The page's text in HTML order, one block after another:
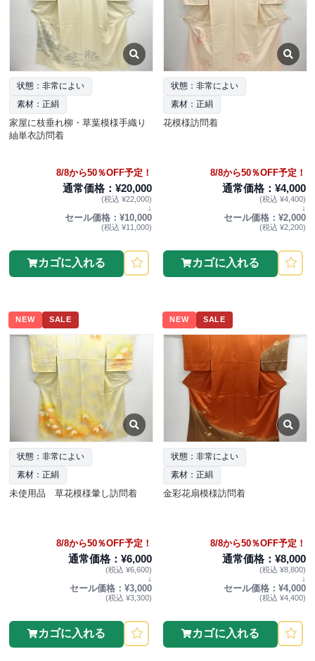
状態：非常によい
素材：正絹
家屋に枝垂れ柳・草葉模様手織り
紬単衣訪問着
8/8から50％OFF予定！
通常価格：¥20,000
(税込 ¥22,000)
↓
セール価格：¥10,000
(税込 ¥11,000)
カゴに入れる
状態：非常によい
素材：正絹
花模様訪問着
8/8から50％OFF予定！
通常価格：¥4,000
(税込 ¥4,400)
↓
セール価格：¥2,000
(税込 ¥2,200)
カゴに入れる
NEW SALE
状態：非常によい
素材：正絹
未使用品 草花模様暈し訪問着
8/8から50％OFF予定！
通常価格：¥6,000
(税込 ¥6,600)
↓
セール価格：¥3,000
(税込 ¥3,300)
カゴに入れる
NEW SALE
状態：非常によい
素材：正絹
金彩花扇模様訪問着
8/8から50％OFF予定！
通常価格：¥8,000
(税込 ¥8,800)
↓
セール価格：¥4,000
(税込 ¥4,400)
カゴに入れる